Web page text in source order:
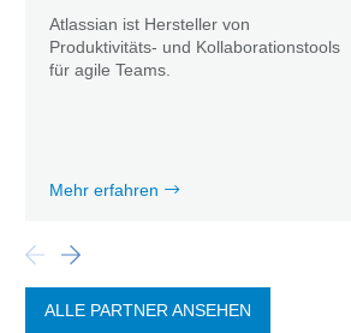
Atlassian ist Hersteller von
Produktivitäts- und Kollaborationstools
für agile Teams.
Mehr erfahren
ALLE PARTNER ANSEHEN